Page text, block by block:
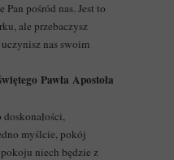
pośród nas. Jest to
ale przebaczysz
nas swoim
Pawła Apostoła
myślcie, pokój
niech będzie z